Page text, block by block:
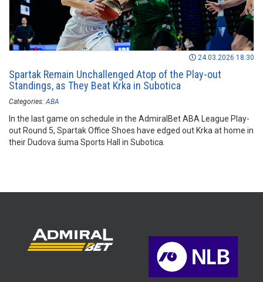
24.03.2026 18:30
Spartak Remain Unchallenged Atop of the Play-out
Standings, as They Beat Krka in Subotica
Categories: ABA
In the last game on schedule in the AdmiralBet ABA League Play-
out Round 5, Spartak Office Shoes have edged out Krka at home in
their Dudova šuma Sports Hall in Subotica.